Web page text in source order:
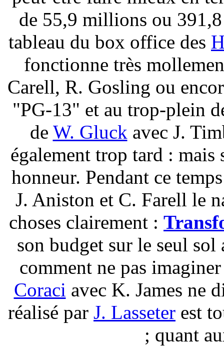
de 55,9 millions ou
tableau du box office des
fonctionne très
Carell, R. Gosling ou
"PG-13" et au trop-plein
de W. Gluck avec J.
également trop tard : mais
honneur. Pendant ce
J. Aniston et C. Farell le
choses clairement :
son budget sur le seul
comment ne pas
Coraci avec K. James ne
réalisé par J. Lasseter est
; quant